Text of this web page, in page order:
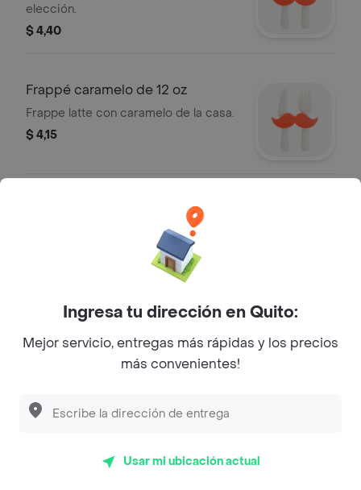
elección.
$ 4,40
Frappé caramelo de 12 oz
Frappe latte con caramelo de la casa.
$ 4,15
Frappé caramelo de 16 oz
Frappe latte con caramelo de la casa.
Frappe latte con salsa de chocolate
Moca frappé de 16 oz
Ingresa tu dirección en Quito:
Mejor servicio, entregas más rápidas y los precios
más convenientes!
Usar mi ubicación actual